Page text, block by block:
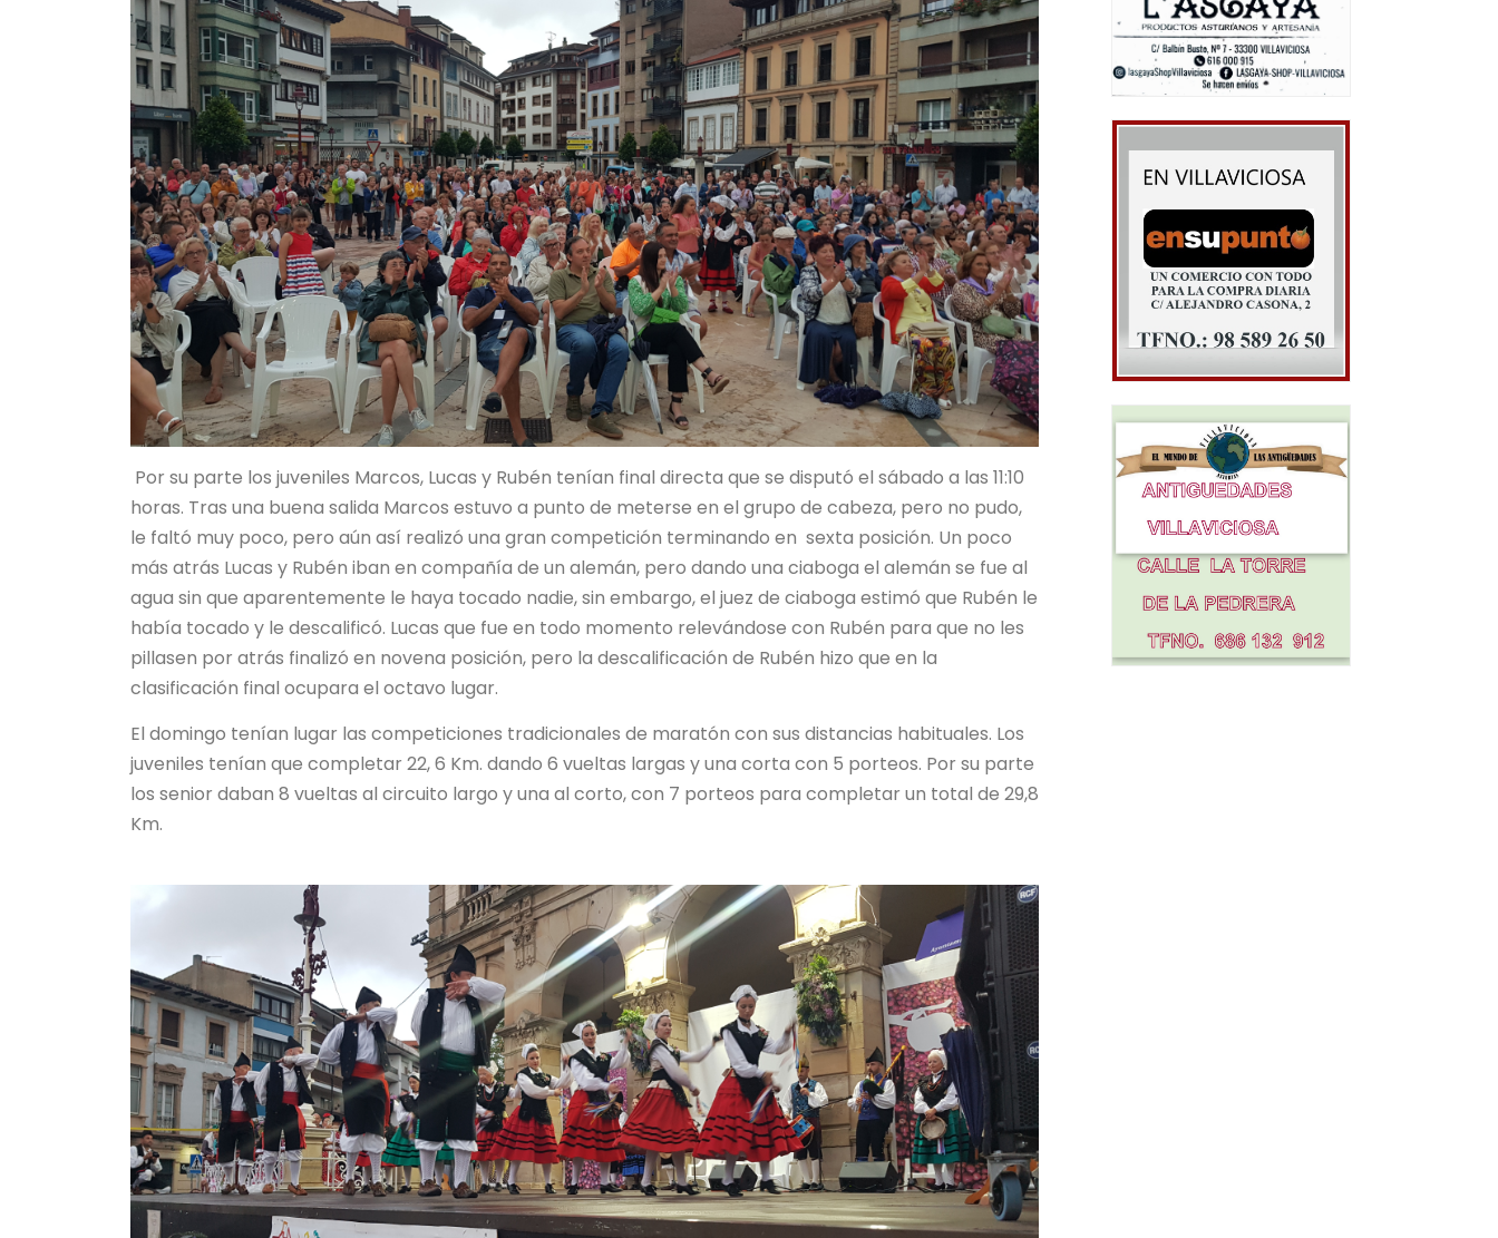
Por su parte los juveniles Marcos, Lucas y Rubén tenían final directa que se disputó el sábado a las 11:10
horas. Tras una buena salida Marcos estuvo a punto de meterse en el grupo de cabeza, pero no pudo,
le faltó muy poco, pero aún así realizó una gran competición terminando en sexta posición. Un poco
más atrás Lucas y Rubén iban en compañía de un alemán, pero dando una ciaboga el alemán se fue al
agua sin que aparentemente le haya tocado nadie, sin embargo, el juez de ciaboga estimó que Rubén le
había tocado y le descalificó. Lucas que fue en todo momento relevándose con Rubén para que no les
pillasen por atrás finalizó en novena posición, pero la descalificación de Rubén hizo que en la
clasificación final ocupara el octavo lugar.
El domingo tenían lugar las competiciones tradicionales de maratón con sus distancias habituales. Los
juveniles tenían que completar 22, 6 Km. dando 6 vueltas largas y una corta con 5 porteos. Por su parte
los senior daban 8 vueltas al circuito largo y una al corto, con 7 porteos para completar un total de 29,8
Km.